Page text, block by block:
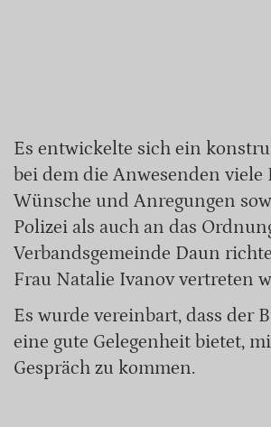
Es entwickelte sich ein
bei dem die Anwesenden viele
Wünsche und Anregungen
Polizei als auch an das
Verbandsgemeinde Daun
Frau Natalie Ivanov vertreten
Es wurde vereinbart, dass der
eine gute Gelegenheit bietet,
Gespräch zu kommen.